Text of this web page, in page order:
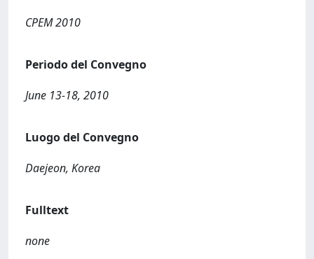
CPEM 2010
Periodo del Convegno
June 13-18, 2010
Luogo del Convegno
Daejeon, Korea
Fulltext
none